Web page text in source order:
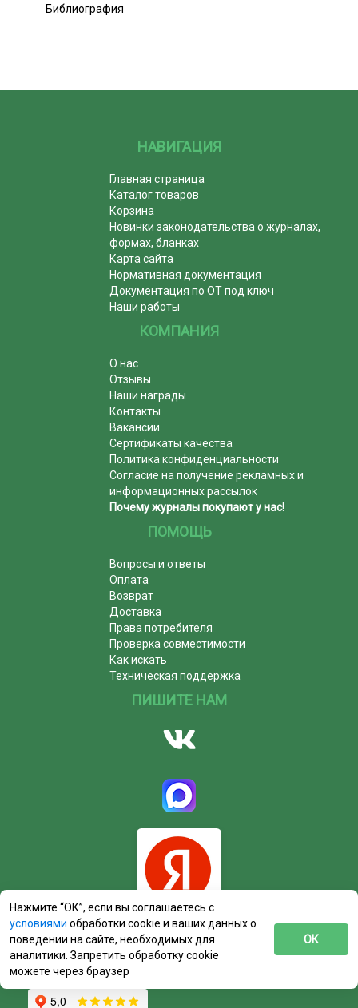
Библиография
НАВИГАЦИЯ
Главная страница
Каталог товаров
Корзина
Новинки законодательства о журналах,
формах, бланках
Карта сайта
Нормативная документация
Документация по ОТ под ключ
Наши работы
КОМПАНИЯ
О нас
Отзывы
Наши награды
Контакты
Вакансии
Сертификаты качества
Политика конфиденциальности
Согласие на получение рекламных и
информационных рассылок
Почему журналы покупают у нас!
ПОМОЩЬ
Вопросы и ответы
Оплата
Возврат
Доставка
Права потребителя
Проверка совместимости
Как искать
Техническая поддержка
ПИШИТЕ НАМ
Нажмите “ОК”, если вы соглашаетесь с
условиями обработки cookie и ваших данных о
поведении на сайте, необходимых для
аналитики. Запретить обработку cookie
можете через браузер
ОК